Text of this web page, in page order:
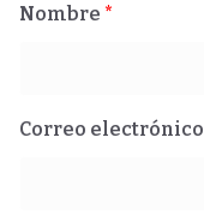
Nombre *
Correo electrónico